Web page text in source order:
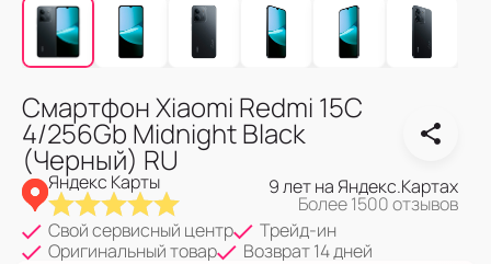
Смартфон Xiaomi Redmi 15C
4/256Gb Midnight Black
(Черный) RU
Яндекс Карты 9 лет на Яндекс.Картах
Более 1500 отзывов
Свой сервисный центр
Трейд-ин
Оригинальный товар
Возврат 14 дней